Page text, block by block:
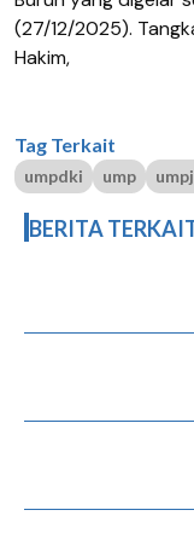
(27/12/2025).
Hakim,
Tag Terkait
umpdki ump
BERITA